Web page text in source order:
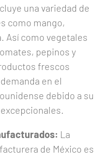
una variedad de
como mango,
Así como vegetales
pepinos y
frescos
en el
debido a su
La
de México es